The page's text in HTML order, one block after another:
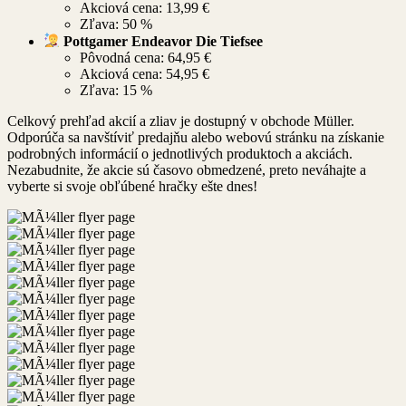
Akciová cena: 13,99 €
Zľava: 50 %
Pottgamer Endeavor Die Tiefsee
Pôvodná cena: 64,95 €
Akciová cena: 54,95 €
Zľava: 15 %
Celkový prehľad akcií a zliav je dostupný v obchode Müller.
Odporúča sa navštíviť predajňu alebo webovú stránku na získanie
podrobných informácií o jednotlivých produktoch a akciách.
Nezabudnite, že akcie sú časovo obmedzené, preto neváhajte a
vyberte si svoje obľúbené hračky ešte dnes!